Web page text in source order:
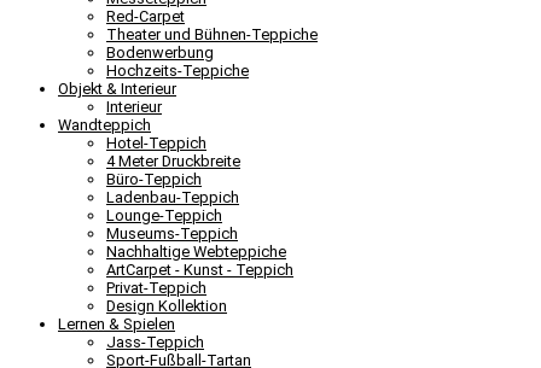
Red-Carpet
Theater und Bühnen-Teppiche
Bodenwerbung
Hochzeits-Teppiche
Objekt & Interieur
Interieur
Wandteppich
Hotel-Teppich
4 Meter Druckbreite
Büro-Teppich
Ladenbau-Teppich
Lounge-Teppich
Museums-Teppich
Nachhaltige Webteppiche
ArtCarpet - Kunst - Teppich
Privat-Teppich
Design Kollektion
Lernen & Spielen
Jass-Teppich
Sport-Fußball-Tartan